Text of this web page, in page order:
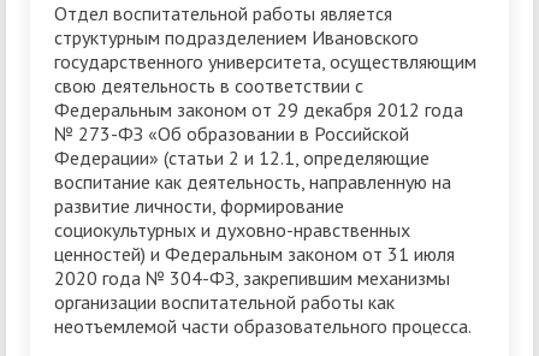
Отдел воспитательной работы является
структурным подразделением Ивановского
государственного университета, осуществляющим
свою деятельность в соответствии с
Федеральным законом от 29 декабря 2012 года
№ 273-ФЗ «Об образовании в Российской
Федерации» (статьи 2 и 12.1, определяющие
воспитание как деятельность, направленную на
развитие личности, формирование
социокультурных и духовно-нравственных
ценностей) и Федеральным законом от 31 июля
2020 года № 304-ФЗ, закрепившим механизмы
организации воспитательной работы как
неотъемлемой части образовательного процесса.